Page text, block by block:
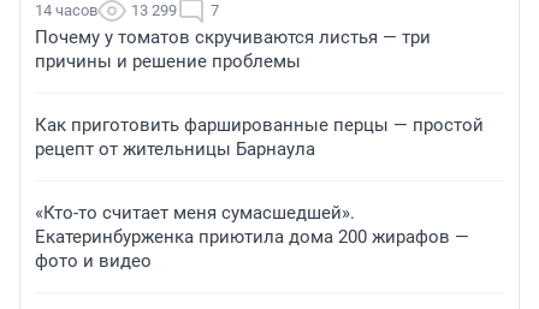
14 часов 13 299 7
Почему у томатов скручиваются листья — три
причины и решение проблемы
Как приготовить фаршированные перцы — простой
рецепт от жительницы Барнаула
«Кто-то считает меня сумасшедшей».
Екатеринбурженка приютила дома 200 жирафов —
фото и видео